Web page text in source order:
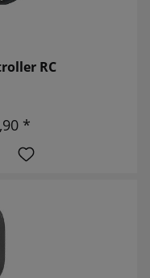
RC
*